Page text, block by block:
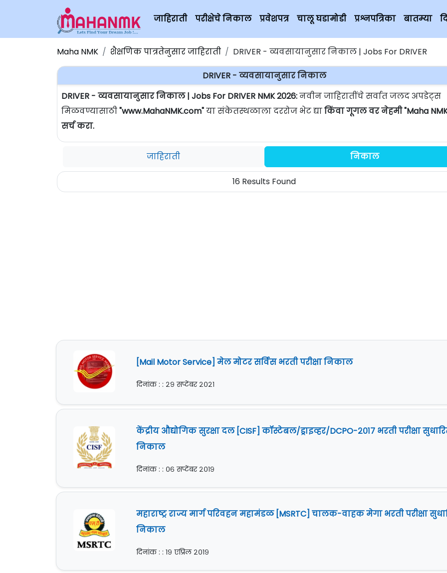
जाहिराती परीक्षेचे निकाल प्रवेशपत्र चालू घडामोडी प्रश्नपत्रिका बातम्या
Maha NMK शैक्षणिक पात्रतेनुसार जाहिराती DRIVER - व्यवसायानुसार निकाल | Jobs For DRIVER
DRIVER - व्यवसायानुसार निकाल
DRIVER - व्यवसायानुसार निकाल | Jobs For DRIVER NMK 2026:नवीन जाहिरातींचे सर्वात जलद अपडेट्स
मिळवण्यासाठी"www.MahaNMK.com"या संकेतस्थळाला दररोज भेट द्याकिंवा गूगल वर नेहमी "Maha
सर्च करा.
जाहिराती निकाल
16 Results Found
[Mail Motor Service] मेल मोटर सर्विस भरती परीक्षा निकाल
दिनांक : : २९ सप्टेंबर २०२१
केंद्रीय औद्योगिक सुरक्षा दल [CISF] कॉस्टेबल/ड्राइव्हर/DCPO-२०१७ भरती परीक्षा
निकाल
दिनांक : : ०६ सप्टेंबर २०१९
महाराष्ट्र राज्य मार्ग परिवहन महामंडळ [MSRTC] चालक-वाहक मेगा भरती परीक्षा
निकाल
दिनांक : : १९ एप्रिल २०१९